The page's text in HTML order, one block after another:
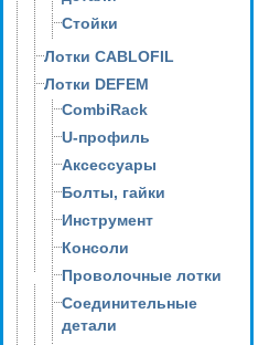
Стойки
Лотки CABLOFIL
Лотки DEFEM
CombiRack
U-профиль
Аксессуары
Болты, гайки
Инструмент
Консоли
Проволочные лотки
Соединительные
детали